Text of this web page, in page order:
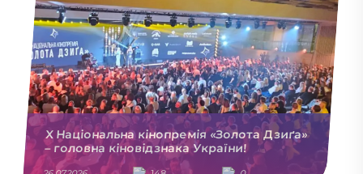
X Національна кінопремія «Золота Дзиґа»
– головна кіновідзнака України!